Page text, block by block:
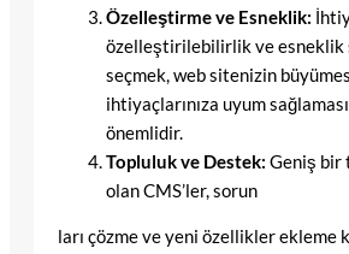
Özelleştirme ve Esneklik:
özelleştirilebilirlik ve esneklik
seçmek, web sitenizin
ihtiyaçlarınıza uyum sağlaması
önemlidir.
Topluluk ve Destek: Geniş bir
olan CMS’ler, sorun
ları çözme ve yeni özellikler ekleme